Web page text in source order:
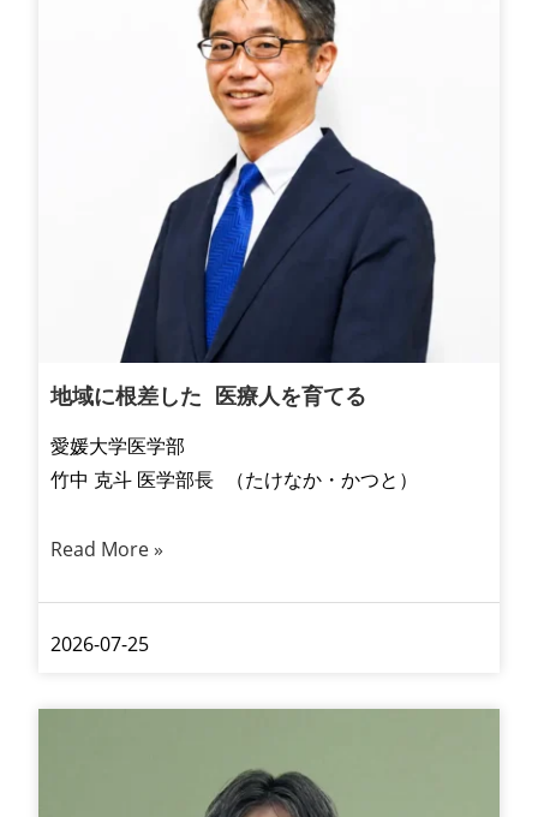
地域に根差した 医療人を育てる
愛媛大学医学部
竹中 克斗 医学部長 （たけなか・かつと）
Read More »
2026-07-25